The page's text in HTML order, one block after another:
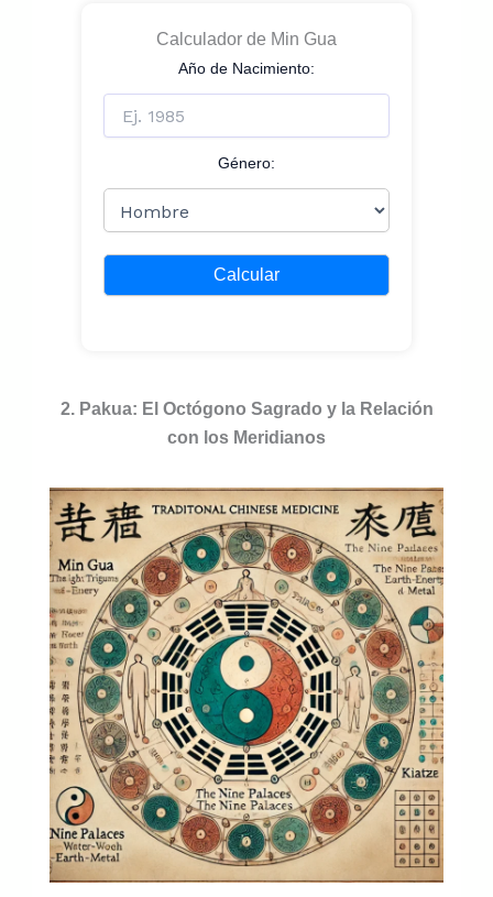
Calculador de Min Gua
Año de Nacimiento:
Género:
Calcular
2. Pakua: El Octógono Sagrado y la Relación
con los Meridianos